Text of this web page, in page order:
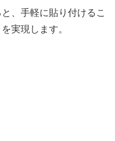
、手軽に貼り付けるこ
実現します。